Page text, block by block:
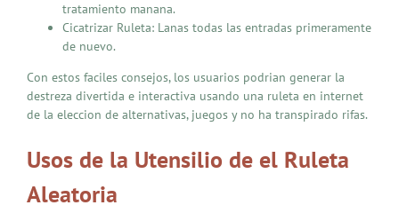
tratamiento manana.
Cicatrizar Ruleta: Lanas todas las entradas primeramente
de nuevo.
Con estos faciles consejos, los usuarios podrian generar la
destreza divertida e interactiva usando una ruleta en internet
de la eleccion de alternativas, juegos y no ha transpirado rifas.
Usos de la Utensilio de el Ruleta
Aleatoria